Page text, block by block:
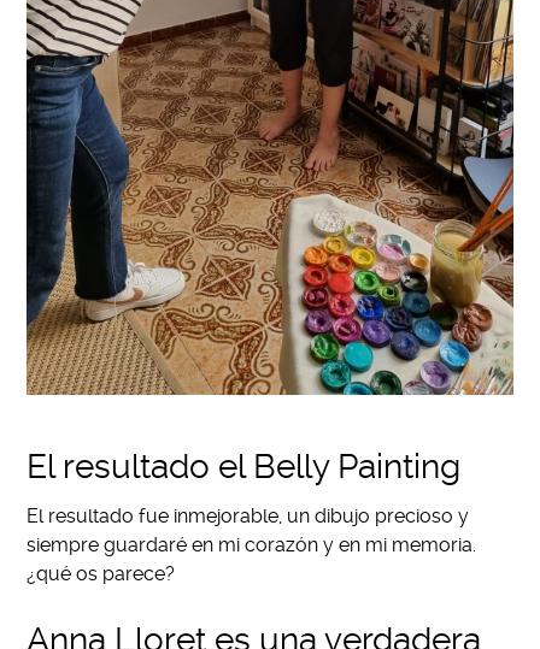
El resultado el Belly Painting
El resultado fue inmejorable, un dibujo precioso y
siempre guardaré en mi corazón y en mi memoria.
¿qué os parece?
Anna Lloret es una verdadera